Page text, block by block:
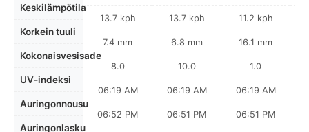
Keskilämpötila
Korkein tuuli
Kokonaisvesisade
UV-indeksi
Auringonnousu
Auringonlasku
13.7 kph
7.4 mm
8.0
06:19 AM
06:52 PM
13.7 kph
6.8 mm
10.0
06:19 AM
06:51 PM
11.2 kph
16.1 mm
1.0
06:19 AM
06:51 PM